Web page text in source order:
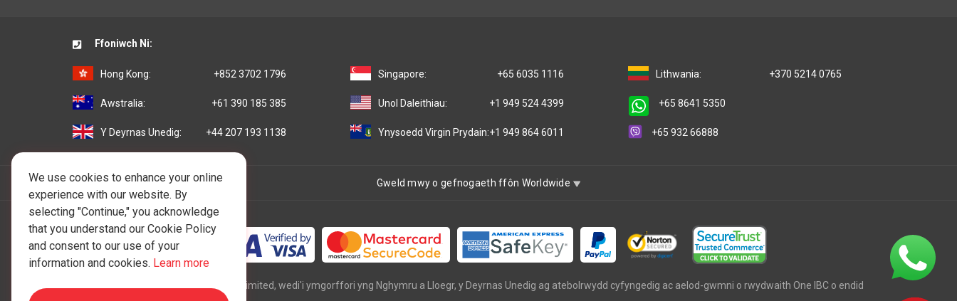
We use cookies to enhance your online
experience with our website. By
selecting "Continue," you acknowledge
that you understand our Cookie Policy
and consent to our use of your
information and cookies. Learn more
Ffoniwch Ni:
Hong Kong: +852 3702 1796
Awstralia: +61 390 185 385
Y Deyrnas Unedig: +44 207 193 1138
Singapore: +65 6035 1116
Unol Daleithiau: +1 949 524 4399
Ynysoedd Virgin Prydain:+1 949 864 6011
Lithwania: +370 5214 0765
+65 8641 5350
+65 932 66888
Gweld mwy o gefnogaeth ffôn Worldwide
Hawlfraint © 1997 - 2026 One IBC Limited, wedi'i ymgorffori yng Nghymru a Lloegr, y Deyrnas Unedig ag atebolrwydd cyfyngedig ac aelod-gwmni o rwydwaith One IBC o endid